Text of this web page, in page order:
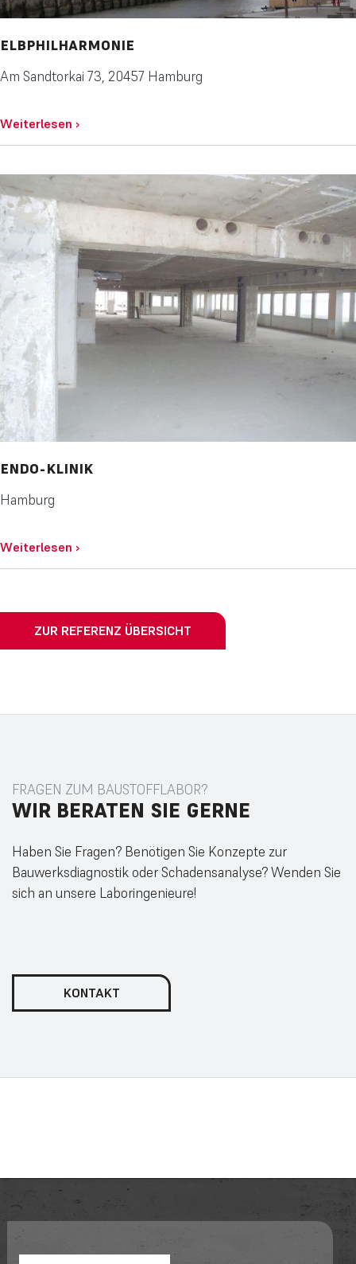
ELBPHILHARMONIE
Am Sandtorkai 73, 20457 Hamburg
Weiterlesen ›
ENDO-KLINIK
Hamburg
Weiterlesen ›
ZUR REFERENZ ÜBERSICHT
FRAGEN ZUM BAUSTOFFLABOR?
WIR BERATEN SIE GERNE
Haben Sie Fragen? Benötigen Sie Konzepte zur
Bauwerksdiagnostik oder Schadensanalyse? Wenden Sie
sich an unsere Laboringenieure!
KONTAKT